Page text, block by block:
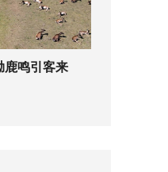
鹿鸣引客来